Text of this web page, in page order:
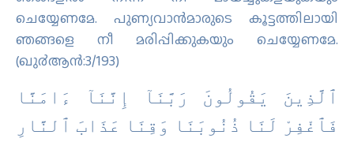
ചെയ്യേണമേ. പുണ്യവാന്‍മാരുടെ കൂട്ടത്തിലായി
ഞങ്ങളെ നീ മരിപ്പിക്കുകയും ചെയ്യേണമേ.
(ഖു൪ആന്‍:3/193)
ٱلَّذِينَ يَقُولُونَ رَبَّنَآ إِنَّنَآ ءَامَنَّا
فَٱغْفِرْ لَنَا ذُنُوبَنَا وَقِنَا عَذَابَ ٱلنَّارِ